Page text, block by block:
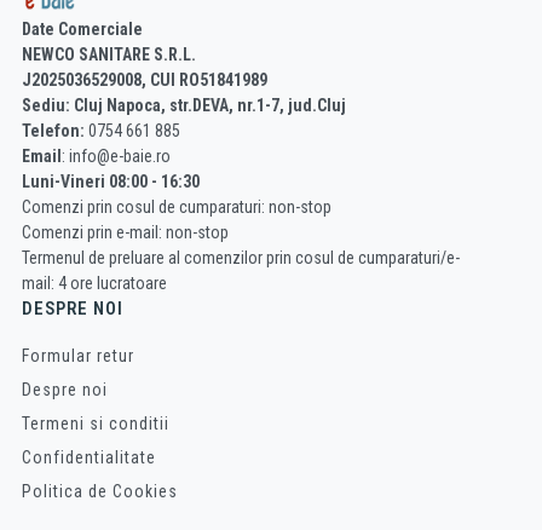
Date Comerciale
NEWCO SANITARE S.R.L.
J2025036529008, CUI RO51841989
Sediu: Cluj Napoca, str.DEVA, nr.1-7, jud.Cluj
Telefon: 0754 661 885
Email : info@e-baie.ro
Luni-Vineri 08:00 - 16:30
Comenzi prin cosul de cumparaturi: non-stop
Comenzi prin e-mail: non-stop
Termenul de preluare al comenzilor prin cosul de cumparaturi/e-
mail: 4 ore lucratoare
DESPRE NOI
Formular retur
Despre noi
Termeni si conditii
Confidentialitate
Politica de Cookies